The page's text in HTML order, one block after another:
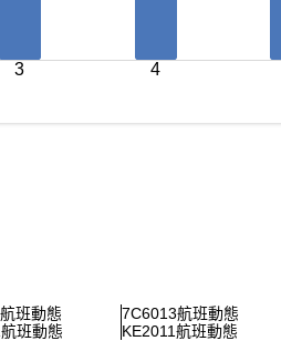
3 4
班動態 7C6013航班動態
班動態 KE2011航班動態